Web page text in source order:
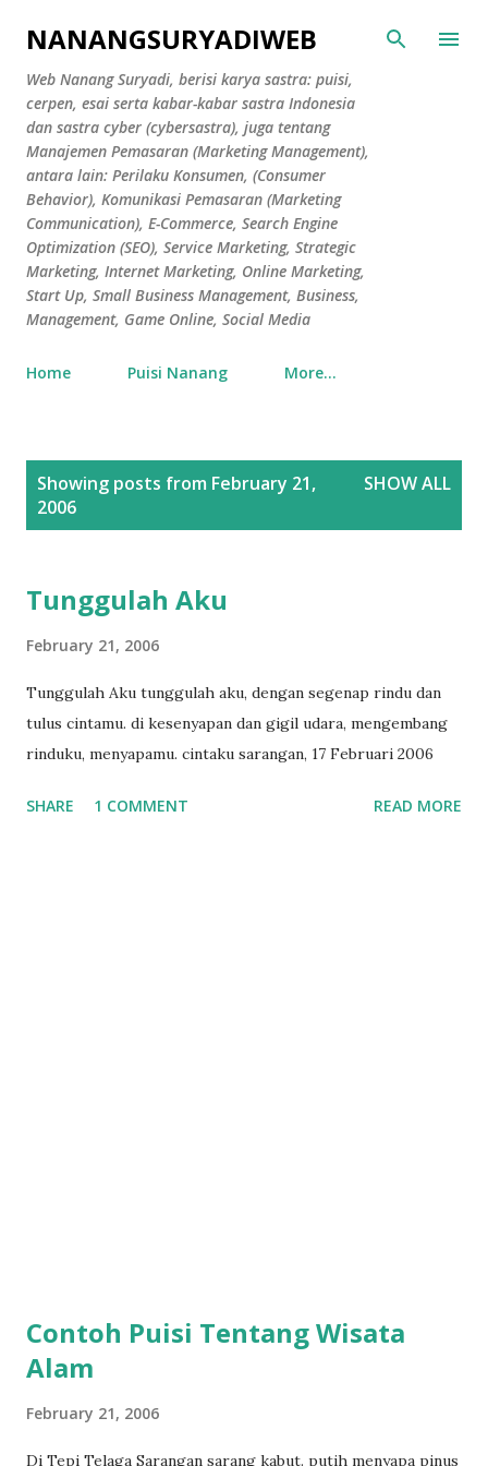
Skip to main content
NANANGSURYADIWEB
Web Nanang Suryadi, berisi karya sastra: puisi,
cerpen, esai serta kabar-kabar sastra Indonesia
dan sastra cyber (cybersastra), juga tentang
Manajemen Pemasaran (Marketing Management),
antara lain: Perilaku Konsumen, (Consumer
Behavior), Komunikasi Pemasaran (Marketing
Communication), E-Commerce, Search Engine
Optimization (SEO), Service Marketing, Strategic
Marketing, Internet Marketing, Online Marketing,
Start Up, Small Business Management, Business,
Management, Game Online, Social Media
Home Puisi Nanang More…
Showing posts from February 21,
2006
SHOW ALL
Tunggulah Aku
February 21, 2006
Tunggulah Aku tunggulah aku, dengan segenap rindu dan
tulus cintamu. di kesenyapan dan gigil udara, mengembang
rinduku, menyapamu. cintaku sarangan, 17 Februari 2006
SHARE 1 COMMENT READ MORE
Contoh Puisi Tentang Wisata
Alam
February 21, 2006
Di Tepi Telaga Sarangan sarang kabut. putih menyapa pinus